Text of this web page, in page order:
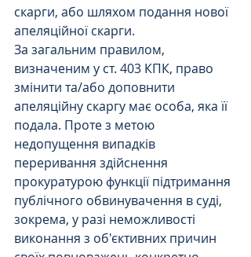
скарги, або шляхом подання нової
апеляційної скарги.
За загальним правилом,
визначеним у ст. 403 КПК, право
змінити та/або доповнити
апеляційну скаргу має особа, яка її
подала. Проте з метою
недопущення випадків
переривання здійснення
прокуратурою функції підтримання
публічного обвинувачення в суді,
зокрема, у разі неможливості
виконання з об'єктивних причин